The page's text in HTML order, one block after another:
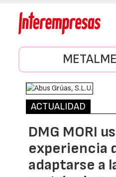
ACTUALIDAD
DMG MORI
experiencia
adaptarse a